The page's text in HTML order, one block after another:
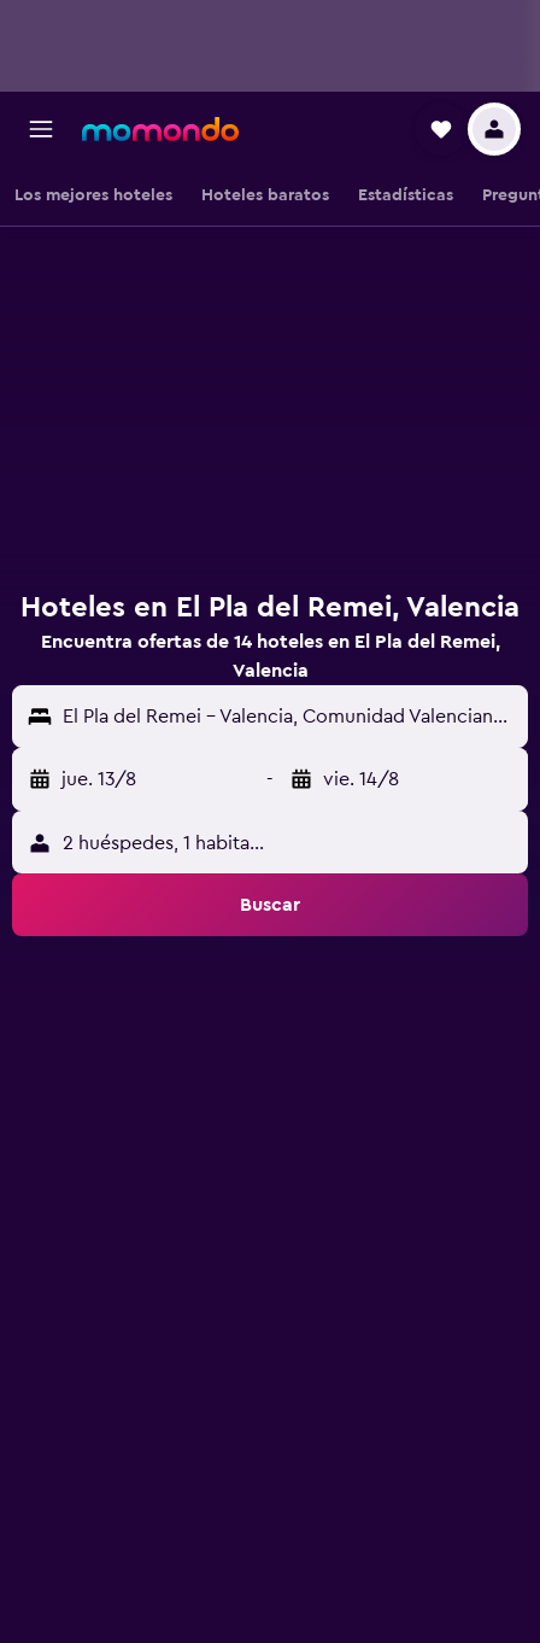
Los mejores hoteles Hoteles baratos Estadísticas
Hoteles en El Pla del Remei, Valencia
Encuentra ofertas de 14 hoteles en El Pla del Remei,
Valencia
El Pla del Remei - Valencia, Comunidad Valenciana, España
jue. 13/8 - vie. 14/8
2 huéspedes, 1 habitación
Buscar